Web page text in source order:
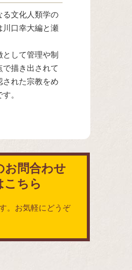
る文化人類学の
川口幸大編と瀬
して管理や制
描き出されて
された宗教をめ
。
お問合わせ
こちら
。お気軽にどうぞ